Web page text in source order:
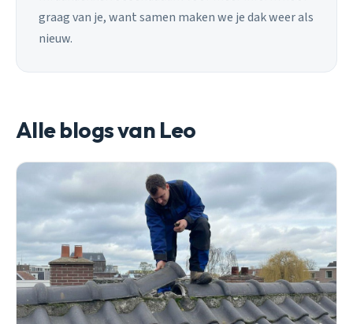
graag van je, want samen maken we je dak weer als
nieuw.
Alle blogs van Leo